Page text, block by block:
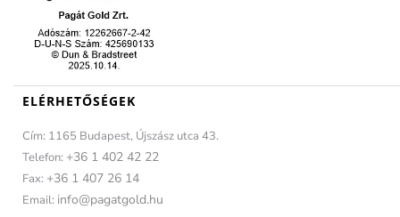
ELÉRHETŐSÉGEK
Cím: 1165 Budapest, Újszász utca 43.
Telefon: +36 1 402 42 22
Fax: +36 1 407 26 14
Email: info@pagatgold.hu